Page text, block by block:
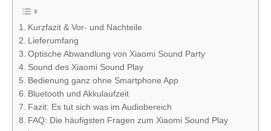
Kurzfazit & Vor- und Nachteile
Lieferumfang
Optische Abwandlung von Xiaomi Sound Party
Sound des Xiaomi Sound Play
Bedienung ganz ohne Smartphone App
Bluetooth und Akkulaufzeit
Fazit: Es tut sich was im Audiobereich
FAQ: Die häufigsten Fragen zum Xiaomi Sound Play